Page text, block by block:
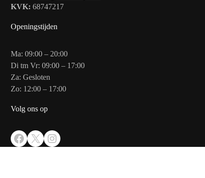
KVK: 68747217
Openingstijden
Ma: 09:00 – 20:00
Di tm Vr: 09:00 – 17:00
Za: Gesloten
Zo: 12:00 – 17:00
Volg ons op